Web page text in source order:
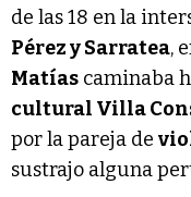
de las 18 en la
Pérez y Sarratea,
Matías caminaba
cultural Villa
por la pareja de
sustrajo alguna